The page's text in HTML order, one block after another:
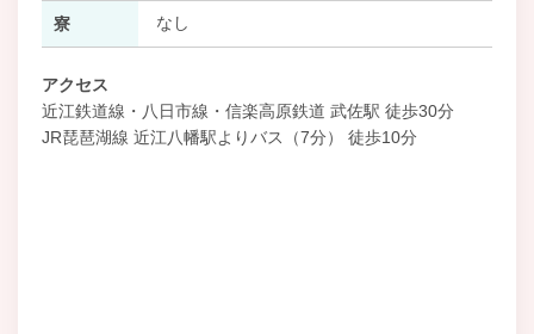
寮 なし
アクセス
近江鉄道線・八日市線・信楽高原鉄道 武佐駅 徒歩30分
JR琵琶湖線 近江八幡駅よりバス（7分） 徒歩10分